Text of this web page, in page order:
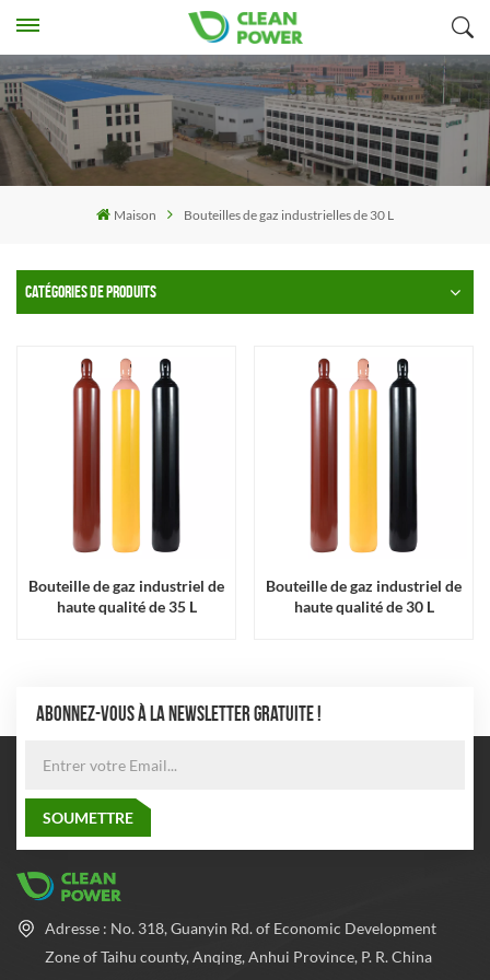
Maison Bouteilles de gaz industrielles de 30 L
CATÉGORIES DE PRODUITS
Bouteille de gaz industriel de
haute qualité de 35 L
Bouteille de gaz industriel de
haute qualité de 30 L
ABONNEZ-VOUS À LA NEWSLETTER GRATUITE !
Adresse : No. 318, Guanyin Rd. of Economic Development
Zone of Taihu county, Anqing, Anhui Province, P. R. China